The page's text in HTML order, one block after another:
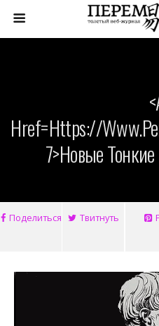
Href=https://
7>Новые
Поделиться Твитнуть